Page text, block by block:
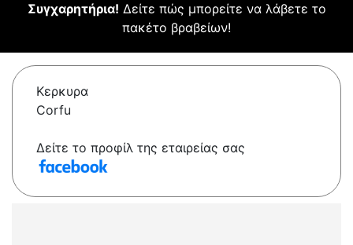
Συγχαρητήρια! Δείτε πώς μπορείτε να λάβετε το
πακέτο βραβείων!
Κερκυρα
Corfu
Δείτε το προφίλ της εταιρείας σας